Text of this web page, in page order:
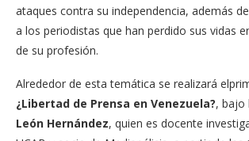
ataques contra su independencia, además
a los periodistas que han perdido sus vidas
de su profesión.
Alrededor de esta temática se realizará
¿Libertad de Prensa en Venezuela?, bajo
León Hernández, quien es docente